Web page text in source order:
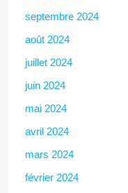
septembre 2024
août 2024
juillet 2024
juin 2024
mai 2024
avril 2024
mars 2024
février 2024